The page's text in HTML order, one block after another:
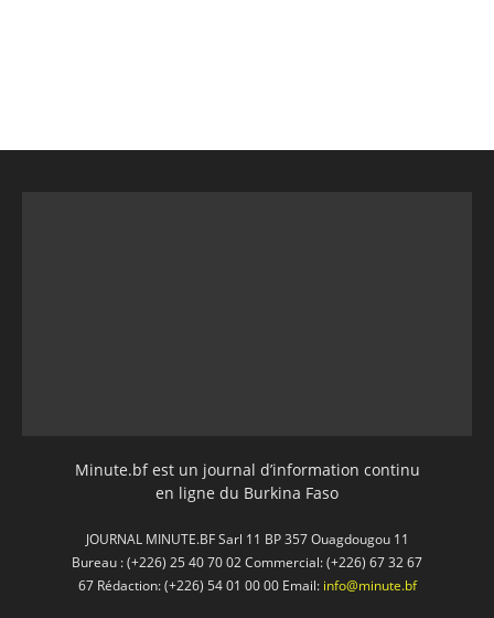
Minute.bf est un journal d’information continu
en ligne du Burkina Faso
JOURNAL MINUTE.BF Sarl 11 BP 357 Ouagdougou 11
Bureau : (+226) 25 40 70 02 Commercial: (+226) 67 32 67
67 Rédaction: (+226) 54 01 00 00 Email: info@minute.bf